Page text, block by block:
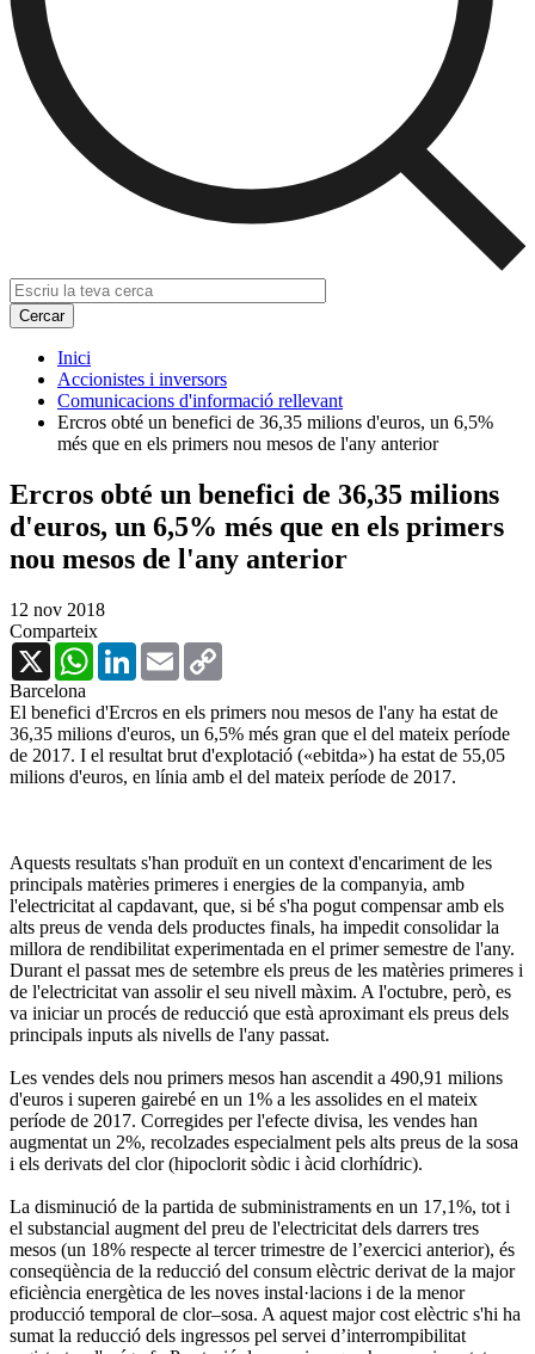
Inici
Accionistes i inversors
Comunicacions d'informació rellevant
Ercros obté un benefici de 36,35 milions d'euros, un 6,5%
més que en els primers nou mesos de l'any anterior
Ercros obté un benefici de 36,35 milions
d'euros, un 6,5% més que en els primers
nou mesos de l'any anterior
12 nov 2018
Comparteix
X
WhatsAppLinkedInEmail
Barcelona
El benefici d'Ercros en els primers nou mesos de l'any ha estat de
36,35 milions d'euros, un 6,5% més gran que el del mateix període
de 2017. I el resultat brut d'explotació («ebitda») ha estat de 55,05
milions d'euros, en línia amb el del mateix període de 2017.
Aquests resultats s'han produït en un context d'encariment de les
principals matèries primeres i energies de la companyia, amb
l'electricitat al capdavant, que, si bé s'ha pogut compensar amb els
alts preus de venda dels productes finals, ha impedit consolidar la
millora de rendibilitat experimentada en el primer semestre de l'any.
Durant el passat mes de setembre els preus de les matèries primeres i
de l'electricitat van assolir el seu nivell màxim. A l'octubre, però, es
va iniciar un procés de reducció que està aproximant els preus dels
principals inputs als nivells de l'any passat.
Les vendes dels nou primers mesos han ascendit a 490,91 milions
d'euros i superen gairebé en un 1% a les assolides en el mateix
període de 2017. Corregides per l'efecte divisa, les vendes han
augmentat un 2%, recolzades especialment pels alts preus de la sosa
i els derivats del clor (hipoclorit sòdic i àcid clorhídric).
La disminució de la partida de subministraments en un 17,1%, tot i
el substancial augment del preu de l'electricitat dels darrers tres
mesos (un 18% respecte al tercer trimestre de l’exercici anterior), és
conseqüència de la reducció del consum elèctric derivat de la major
eficiència energètica de les noves instal·lacions i de la menor
producció temporal de clor–sosa. A aquest major cost elèctric s'hi ha
sumat la reducció dels ingressos pel servei d’interrompibilitat